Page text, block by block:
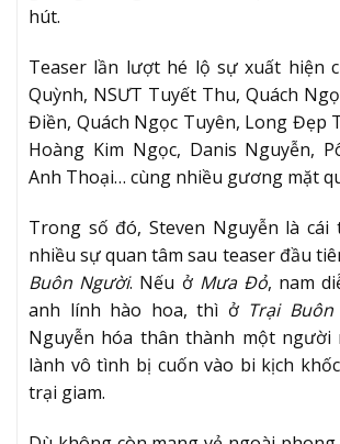
hút.
Teaser lần lượt hé lộ sự xuất hiện
Quỳnh, NSƯT Tuyết Thu, Quách
Điền, Quách Ngọc Tuyên, Long Đẹp
Hoàng Kim Ngọc, Danis Nguyễn,
Anh Thoại… cùng nhiều gương mặt
Trong số đó, Steven Nguyễn là cái
nhiều sự quan tâm sau teaser đầu
Buôn Người. Nếu ở Mưa Đỏ, nam
anh lính hào hoa, thì ở Trại
Nguyễn hóa thân thành một người
lành vô tình bị cuốn vào bi kịch
trại giam.